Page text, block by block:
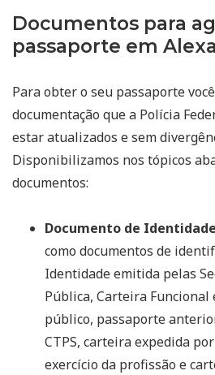
Documentos para
passaporte em
Para obter o seu passaporte
documentação que a Polícia
estar atualizados e sem
Disponibilizamos nos tópicos
documentos:
Documento de Identidade
como documentos de
Identidade emitida pelas
Pública, Carteira
público, passaporte
CTPS, carteira expedida
exercício da profissão e